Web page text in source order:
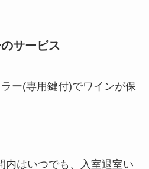
サービス
ー(専用鍵付)でワインが保
内はいつでも、入室退室い